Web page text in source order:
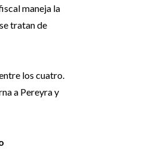
maneja la
tratan de
los cuatro.
a Pereyra y